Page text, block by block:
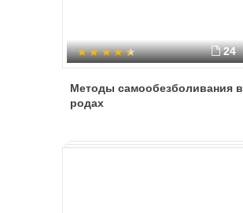
24
Методы самообезболивания в
родах